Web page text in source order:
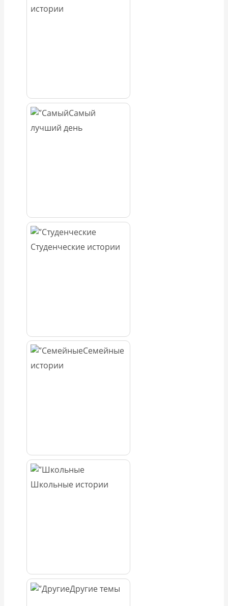
истории
Самый
лучший день
Студенческие истории
Семейные
истории
Школьные истории
Другие темы